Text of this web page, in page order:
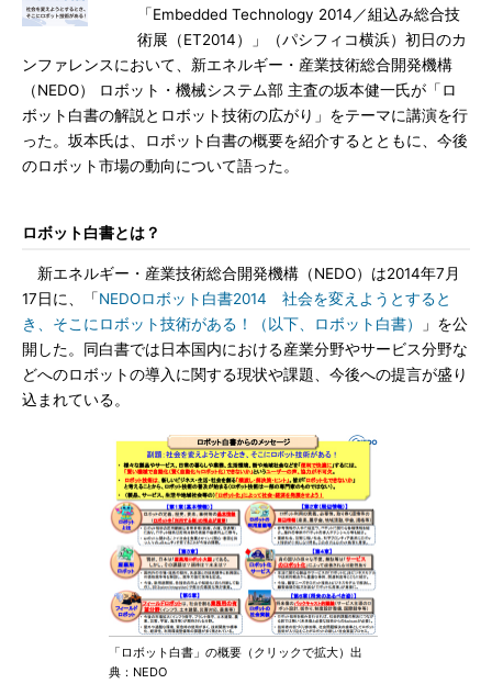
「Embedded Technology 2014／組込み総合技
術展（ET2014）」（パシフィコ横浜）初日のカ
ンファレンスにおいて、新エネルギー・産業技術総合開発機構
（NEDO） ロボット・機械システム部 主査の坂本健一氏が「ロ
ボット白書の解説とロボット技術の広がり」をテーマに講演を行
った。坂本氏は、ロボット白書の概要を紹介するとともに、今後
のロボット市場の動向について語った。
ロボット白書とは？
新エネルギー・産業技術総合開発機構（NEDO）は2014年7月
17日に、「NEDOロボット白書2014 社会を変えようとすると
き、そこにロボット技術がある！（以下、ロボット白書）
」を公
開した。同白書では日本国内における産業分野やサービス分野な
どへのロボットの導入に関する現状や課題、今後への提言が盛り
込まれている。
「ロボット白書」の概要（クリックで拡大）出
典：NEDO